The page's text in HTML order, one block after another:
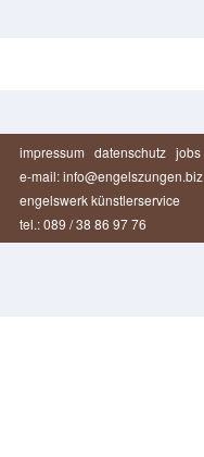
impressum datenschutz jobs
e-mail: info@engelszungen.biz
engelswerk künstlerservice
tel.: 089 / 38 86 97 76